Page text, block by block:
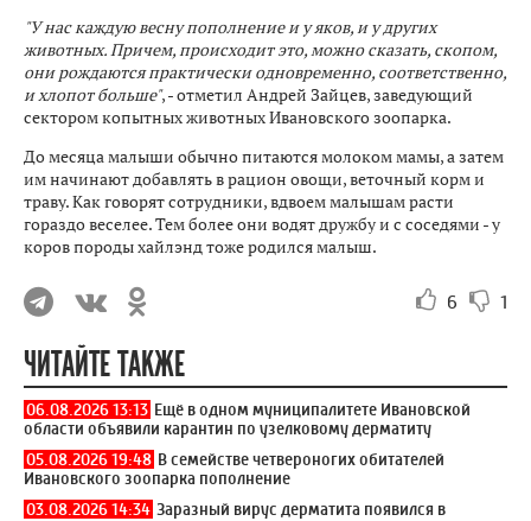
"У нас каждую весну пополнение и у яков, и у других
животных. Причем, происходит это, можно сказать, скопом,
они рождаются практически одновременно, соответственно,
и хлопот больше", - отметил Андрей Зайцев, заведующий
сектором копытных животных Ивановского зоопарка.
До месяца малыши обычно питаются молоком мамы, а затем
им начинают добавлять в рацион овощи, веточный корм и
траву. Как говорят сотрудники, вдвоем малышам расти
гораздо веселее. Тем более они водят дружбу и с соседями - у
коров породы хайлэнд тоже родился малыш.
6 1
ЧИТАЙТЕ ТАКЖЕ
06.08.2026 13:13 Ещё в одном муниципалитете Ивановской
области объявили карантин по узелковому дерматиту
05.08.2026 19:48 В семействе четвероногих обитателей
Ивановского зоопарка пополнение
03.08.2026 14:34 Заразный вирус дерматита появился в